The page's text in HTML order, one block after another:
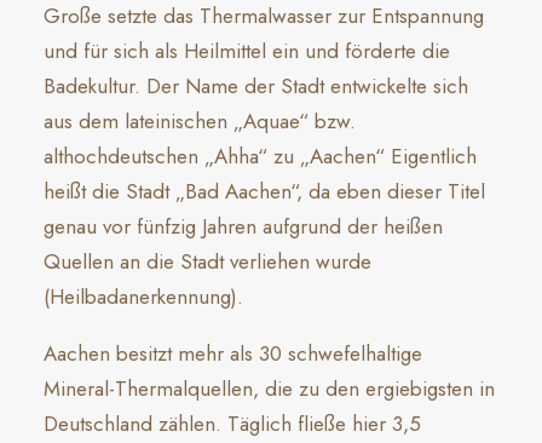
Große setzte das Thermalwasser zur Entspannung
und für sich als Heilmittel ein und förderte die
Badekultur. Der Name der Stadt entwickelte sich
aus dem lateinischen „Aquae“ bzw.
althochdeutschen „Ahha“ zu „Aachen“ Eigentlich
heißt die Stadt „Bad Aachen“, da eben dieser Titel
genau vor fünfzig Jahren aufgrund der heißen
Quellen an die Stadt verliehen wurde
(Heilbadanerkennung).
Aachen besitzt mehr als 30 schwefelhaltige
Mineral-Thermalquellen, die zu den ergiebigsten in
Deutschland zählen. Täglich fließe hier 3,5